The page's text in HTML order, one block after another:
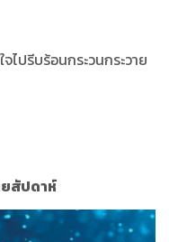
จไปรีบร้อนกระวนกระวาย
สัปดาห์